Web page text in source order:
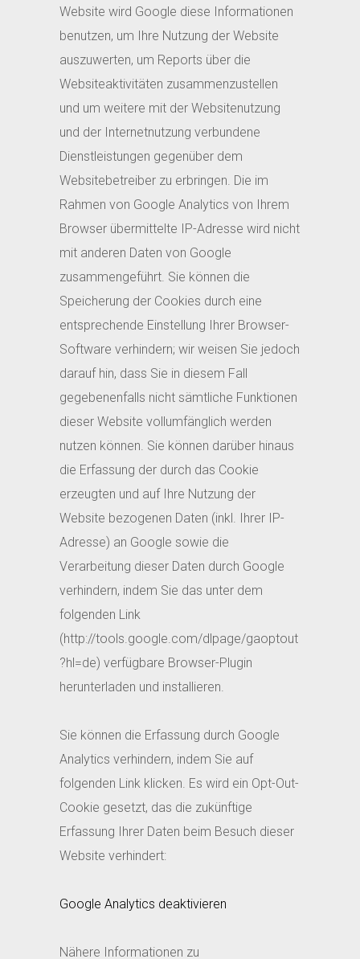
Website wird Google diese Informationen
benutzen, um Ihre Nutzung der Website
auszuwerten, um Reports über die
Websiteaktivitäten zusammenzustellen
und um weitere mit der Websitenutzung
und der Internetnutzung verbundene
Dienstleistungen gegenüber dem
Websitebetreiber zu erbringen. Die im
Rahmen von Google Analytics von Ihrem
Browser übermittelte IP-Adresse wird nicht
mit anderen Daten von Google
zusammengeführt. Sie können die
Speicherung der Cookies durch eine
entsprechende Einstellung Ihrer Browser-
Software verhindern; wir weisen Sie jedoch
darauf hin, dass Sie in diesem Fall
gegebenenfalls nicht sämtliche Funktionen
dieser Website vollumfänglich werden
nutzen können. Sie können darüber hinaus
die Erfassung der durch das Cookie
erzeugten und auf Ihre Nutzung der
Website bezogenen Daten (inkl. Ihrer IP-
Adresse) an Google sowie die
Verarbeitung dieser Daten durch Google
verhindern, indem Sie das unter dem
folgenden Link
(http://tools.google.com/dlpage/gaoptout
?hl=de) verfügbare Browser-Plugin
herunterladen und installieren.
Sie können die Erfassung durch Google
Analytics verhindern, indem Sie auf
folgenden Link klicken. Es wird ein Opt-Out-
Cookie gesetzt, das die zukünftige
Erfassung Ihrer Daten beim Besuch dieser
Website verhindert:
Google Analytics deaktivieren
Nähere Informationen zu